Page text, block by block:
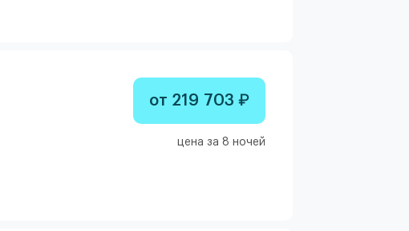
от 219 703 ₽
цена за 8 ночей